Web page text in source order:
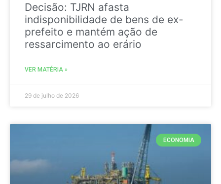
Decisão: TJRN afasta
indisponibilidade de bens de ex-
prefeito e mantém ação de
ressarcimento ao erário
VER MATÉRIA »
29 de julho de 2026
ECONOMIA